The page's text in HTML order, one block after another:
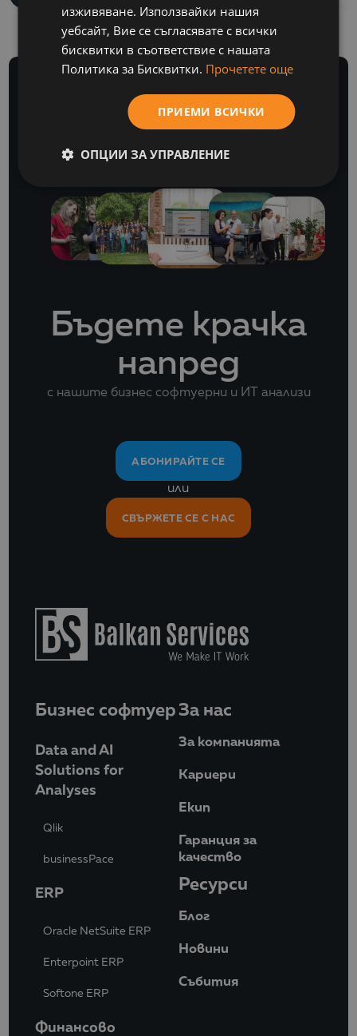
Бъдете крачка
напред
с нашите бизнес софтуерни и ИТ анализи
АБОНИРАЙТЕ СЕ
или
СВЪРЖЕТЕ СЕ С НАС
Бизнес софтуер
Data and AI
Solutions for
Analyses
Qlik
businessPace
ERP
Oracle NetSuite ERP
Enterpoint ERP
Softone ERP
Финансово
За нас
За компанията
Кариери
Eкип
Гаранция за
качество
Ресурси
Блог
Новини
Събития
изживяване. Използвайки нашия
уебсайт, Вие се съгласявате с всички
бисквитки в съответствие с нашата
Политика за Бисквитки. Прочетете още
ПРИЕМИ ВСИЧКИ
ОПЦИИ ЗА УПРАВЛЕНИЕ